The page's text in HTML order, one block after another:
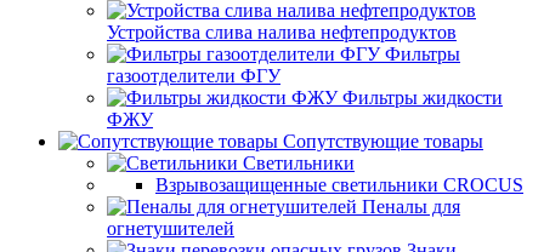
Устройства слива налива нефтепродуктов
Фильтры
газоотделители ФГУ
Фильтры жидкости
ФЖУ
Сопутствующие товары
Светильники
Взрывозащищенные светильники CROCUS
Пеналы для
огнетушителей